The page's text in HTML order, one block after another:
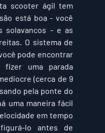
scooter ágil tem
está boa - você
solavancos - e as
O sistema de
pode encontrar
fizer uma parada
(cerca de 9
pela ponte do
uma maneira fácil
em tempo
lo antes de